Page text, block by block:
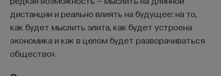
дистанции и реально влиять на будущее: на то,
как будет мыслить элита, как будет устроена
экономика и как в целом будет разворачиваться
общество».